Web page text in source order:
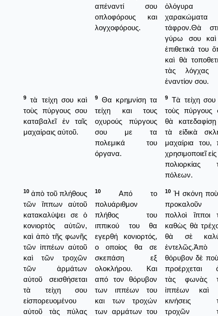
απέναντί σου
οπλοφόρους και
λογχοφόρους.
ὁλόγυρα
χαρακώματα
τάφρον.Θὰ
γύρω σου
ἐπιθετικά του
καὶ θὰ
τὰς λόγχας
ἐναντίον σου.
9
τὰ τείχη σου καὶ
τοὺς πύργους σου
καταβαλεῖ ἐν ταῖς
μαχαίραις αὐτοῦ.
9
Θα κρημνίση τα
τείχη και τους
οχυρούς πύργους
σου με τα
πολεμικά του
όργανα.
9
Τὰ τείχη σου
τοὺς πύργους
θὰ
τὰ εἰδικὰ
μαχαίρια του,
χρησιμοποιεῖ
πολιορκίας
πόλεων.
10 ἀπὸ τοῦ πλήθους
τῶν ἵππων αὐτοῦ
κατακαλύψει σε ὁ
κονιορτὸς αὐτῶν,
καὶ ἀπὸ τῆς φωνῆς
τῶν ἱππέων αὐτοῦ
καὶ τῶν τροχῶν
τῶν ἁρμάτων
αὐτοῦ σεισθήσεται
τὰ τείχη σου
εἰσπορευομένου
αὐτοῦ τὰς πύλας
10
Από το
πολυάριθμον
πλήθος του
ιππικού του θα
εγερθή κονιορτός,
ο οποίος θα σε
σκεπάση εξ
ολοκλήρου. Και
από τον θόρυβον
των ιππέων του
και των τροχών
των αρμάτων του
10 Ἡ σκόνη
προκαλοῦν
πολλοὶ ἵπποι
καθὼς θὰ
θὰ σὲ
ἐντελῶς.Ἀπὸ
θόρυβον δὲ
προέρχεται
τὰς φωνὰς
ἱππέων καὶ
κινήσεις
τροχῶν